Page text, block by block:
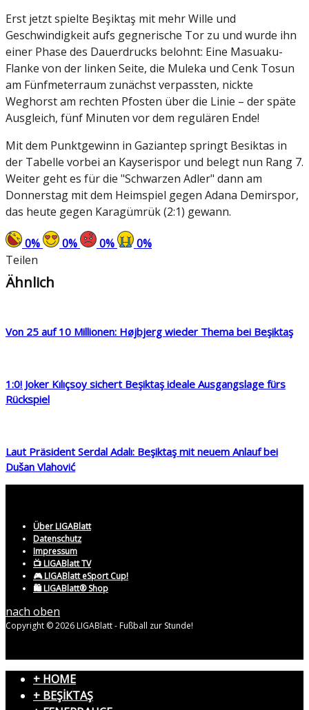
Erst jetzt spielte Beşiktaş mit mehr Wille und
Geschwindigkeit aufs gegnerische Tor zu und wurde ihn
einer Phase des Dauerdrucks belohnt: Eine Masuaku-
Flanke von der linken Seite, die Muleka und Cenk Tosun
am Fünfmeterraum zunächst verpassten, nickte
Weghorst am rechten Pfosten über die Linie – der späte
Ausgleich, fünf Minuten vor dem regulären Ende!
Mit dem Punktgewinn in Gaziantep springt Besiktas in
der Tabelle vorbei an Kayserispor und belegt nun Rang 7.
Weiter geht es für die "Schwarzen Adler" dann am
Donnerstag mit dem Heimspiel gegen Adana Demirspor,
das heute gegen Karagümrük (2:1) gewann.
0% 0% 0% 0%
Teilen
Ähnlich
Von 25 auf 10 Millionen: Højbjerg wieder Thema bei Beşiktaş
1:0! Joker Kılıçsoy sichert Beşiktaş ideale Ausgangslage fürs
Rückspiel
Laut Präsident Serdal Adalı: Beşiktaş mit neuem Anlauf bei
Dušan Vlahović
Über LIGABlatt
Datenschutz
Impressum
📺 LIGABlatt TV
🎮 LIGABlatt eSport Cup!
🛍️ LIGABlatt® Shop
nach oben
Copyright © 2026 LIGABlatt - Fußball zur Stunde!
+ HOME
+ BEŞİKTAŞ